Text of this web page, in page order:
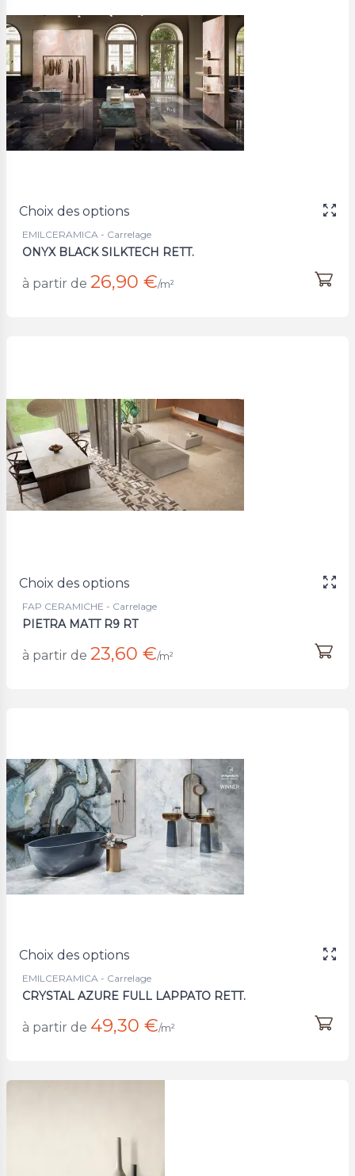
Choix des options
EMILCERAMICA - Carrelage
ONYX BLACK SILKTECH RETT.
à partir de 26,90 €/m²
Choix des options
FAP CERAMICHE - Carrelage
PIETRA MATT R9 RT
à partir de 23,60 €/m²
Choix des options
EMILCERAMICA - Carrelage
CRYSTAL AZURE FULL LAPPATO RETT.
à partir de 49,30 €/m²